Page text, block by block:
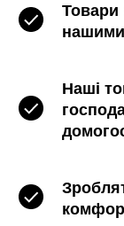
Товари
нашими
Наші